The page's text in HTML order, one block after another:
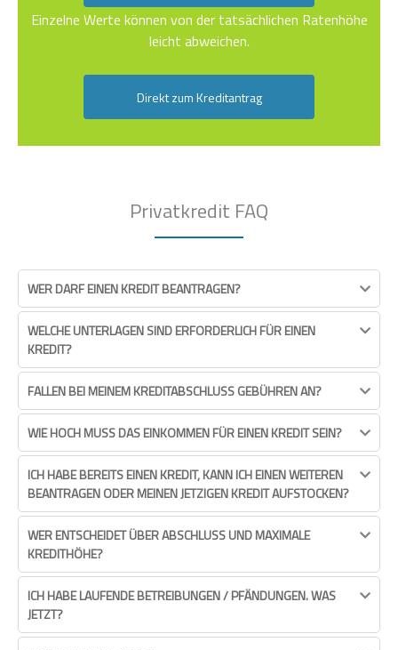
Einzelne Werte können von der tatsächlichen Ratenhöhe
leicht abweichen.
Direkt zum Kreditantrag
Privatkredit FAQ
WER DARF EINEN KREDIT BEANTRAGEN?
WELCHE UNTERLAGEN SIND ERFORDERLICH FÜR EINEN
KREDIT?
FALLEN BEI MEINEM KREDITABSCHLUSS GEBÜHREN AN?
WIE HOCH MUSS DAS EINKOMMEN FÜR EINEN KREDIT SEIN?
ICH HABE BEREITS EINEN KREDIT, KANN ICH EINEN WEITEREN
BEANTRAGEN ODER MEINEN JETZIGEN KREDIT AUFSTOCKEN?
WER ENTSCHEIDET ÜBER ABSCHLUSS UND MAXIMALE
KREDITHÖHE?
ICH HABE LAUFENDE BETREIBUNGEN / PFÄNDUNGEN. WAS
JETZT?